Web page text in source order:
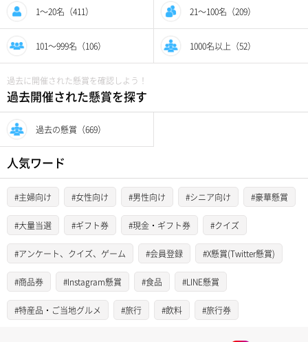
1〜20名（411） 21〜100名（209）
101〜999名（106） 1000名以上（52）
過去に開催された懸賞を確認しよう！
過去開催された懸賞を探す
過去の懸賞（669）
人気ワード
#主婦向け #女性向け #男性向け #シニア向け #豪華懸賞
#大量当選 #ギフト券 #現金・ギフト券 #クイズ
#アンケート、クイズ、ゲーム #会員登録 #X懸賞(Twitter懸賞)
#商品券 #Instagram懸賞 #食品 #LINE懸賞
#特産品・ご当地グルメ #旅行 #飲料 #旅行券